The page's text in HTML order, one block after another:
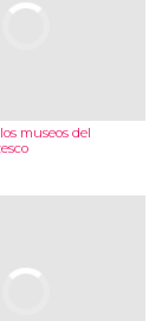
museos del